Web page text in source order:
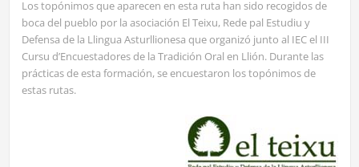
Los topónimos que aparecen en esta ruta han sido recogidos de
boca del pueblo por la asociación El Teixu, Rede pal Estudiu y
Defensa de la Llingua Asturllionesa que organizó junto al IEC el III
Cursu d’Encuestadores de la Tradición Oral en Llión. Durante las
prácticas de esta formación, se encuestaron los topónimos de
estas rutas.